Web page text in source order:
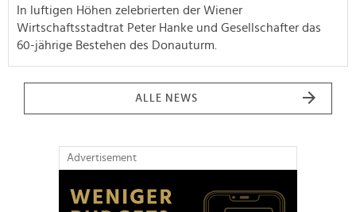
In luftigen Höhen zelebrierten der Wiener
Wirtschaftsstadtrat Peter Hanke und Gesellschafter das
60-jährige Bestehen des Donauturm.
ALLE NEWS
Advertisement